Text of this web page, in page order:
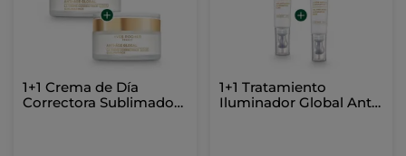
1+1 Crema de Día
Correctora Sublimadora
1+1 Tratamiento
Iluminador Global Anti-